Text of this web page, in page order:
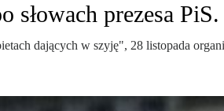
słowach prezesa
dających w szyję", 28 listopada